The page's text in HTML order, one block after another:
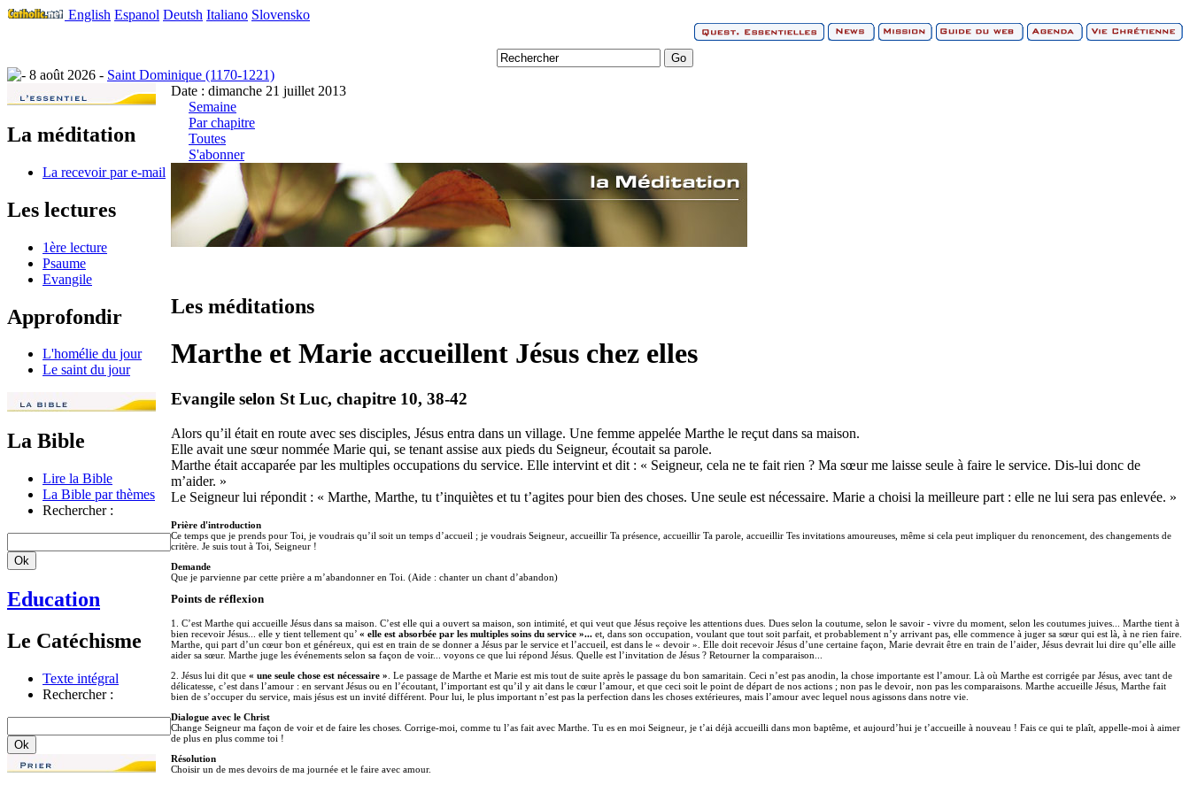
English Espanol Deutsh Italiano Slovensko
8 août 2026 - Saint Dominique (1170-1221)
La méditation
La recevoir par e-mail
Les lectures
1ère lecture
Psaume
Evangile
Approfondir
L'homélie du jour
Le saint du jour
La Bible
Lire la Bible
La Bible par thèmes
Rechercher :
Education
Le Catéchisme
Texte intégral
Rechercher :
Date : dimanche 21 juillet 2013
Semaine
Par chapitre
Toutes
S'abonner
Les méditations
Marthe et Marie accueillent Jésus chez elles
Evangile selon St Luc, chapitre 10, 38-42
Alors qu’il était en route avec ses disciples, Jésus entra dans un village. Une femme appelée Marthe le reçut dans sa maison.
Elle avait une sœur nommée Marie qui, se tenant assise aux pieds du Seigneur, écoutait sa parole.
Marthe était accaparée par les multiples occupations du service. Elle intervint et dit : « Seigneur, cela ne te fait rien ? Ma sœur me laisse seule à faire le service. Dis-lui donc de
m’aider. »
Le Seigneur lui répondit : « Marthe, Marthe, tu t’inquiètes et tu t’agites pour bien des choses. Une seule est nécessaire. Marie a choisi la meilleure part : elle ne lui sera pas enlevée. »
Prière d'introduction
Ce temps que je prends pour Toi, je voudrais qu’il soit un temps d’accueil ; je voudrais Seigneur, accueillir Ta présence, accueillir Ta parole, accueillir Tes invitations amoureuses, même si cela peut impliquer du renoncement, des changements de
critère. Je suis tout à Toi, Seigneur !
Demande
Que je parvienne par cette prière a m’abandonner en Toi. (Aide : chanter un chant d’abandon)
Points de réflexion
1. C’est Marthe qui accueille Jésus dans sa maison. C’est elle qui a ouvert sa maison, son intimité, et qui veut que Jésus reçoive les attentions dues. Dues selon la coutume, selon le savoir - vivre du moment, selon les coutumes juives... Marthe tient à
bien recevoir Jésus... elle y tient tellement qu’ « elle est absorbée par les multiples soins du service »... et, dans son occupation, voulant que tout soit parfait, et probablement n’y arrivant pas, elle commence à juger sa sœur qui est là, à ne rien faire.
Marthe, qui part d’un cœur bon et généreux, qui est en train de se donner a Jésus par le service et l’accueil, est dans le « devoir ». Elle doit recevoir Jésus d’une certaine façon, Marie devrait être en train de l’aider, Jésus devrait lui dire qu’elle aille
aider sa sœur. Marthe juge les événements selon sa façon de voir... voyons ce que lui répond Jésus. Quelle est l’invitation de Jésus ? Retourner la comparaison...
2. Jésus lui dit que « une seule chose est nécessaire » . Le passage de Marthe et Marie est mis tout de suite après le passage du bon samaritain. Ceci n’est pas anodin, la chose importante est l’amour. Là où Marthe est corrigée par Jésus, avec tant de
délicatesse, c’est dans l’amour : en servant Jésus ou en l’écoutant, l’important est qu’il y ait dans le cœur l’amour, et que ceci soit le point de départ de nos actions ; non pas le devoir, non pas les comparaisons. Marthe accueille Jésus, Marthe fait
bien de s’occuper du service, mais jésus est un invité différent. Pour lui, le plus important n’est pas la perfection dans les choses extérieures, mais l’amour avec lequel nous agissons dans notre vie.
Dialogue avec le Christ
Change Seigneur ma façon de voir et de faire les choses. Corrige-moi, comme tu l’as fait avec Marthe. Tu es en moi Seigneur, je t’ai déjà accueilli dans mon baptême, et aujourd’hui je t’accueille à nouveau ! Fais ce qui te plaît, appelle-moi à aimer
de plus en plus comme toi !
Résolution
Choisir un de mes devoirs de ma journée et le faire avec amour.